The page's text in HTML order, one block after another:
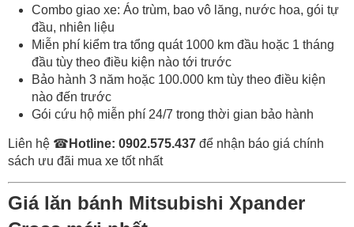
Combo giao xe: Áo trùm, bao vô lăng, nước hoa, gói tự
đầu, nhiên liệu
Miễn phí kiểm tra tổng quát 1000 km đầu hoặc 1 tháng
đầu tùy theo điều kiện nào tới trước
Bảo hành 3 năm hoặc 100.000 km tùy theo điều kiện
nào đến trước
Gói cứu hộ miễn phí 24/7 trong thời gian bảo hành
Liên hệ ☎ Hotline: 0902.575.437 để nhận báo giá chính
sách ưu đãi mua xe tốt nhất
Giá lăn bánh Mitsubishi Xpander